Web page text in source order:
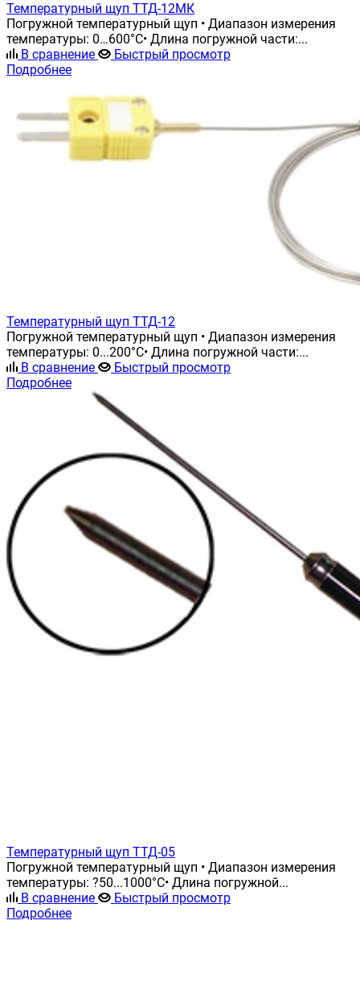
Температурный щуп ТТД-12МК
Погружной температурный щуп • Диапазон измерения
температуры: 0…600°С• Длина погружной части:...
В сравнение
Быстрый просмотр
Подробнее
Температурный щуп ТТД-12
Погружной температурный щуп • Диапазон измерения
температуры: 0...200°С• Длина погружной части:...
В сравнение
Быстрый просмотр
Подробнее
Температурный щуп ТТД-05
Погружной температурный щуп • Диапазон измерения
температуры: ?50...1000°С• Длина погружной...
В сравнение
Быстрый просмотр
Подробнее